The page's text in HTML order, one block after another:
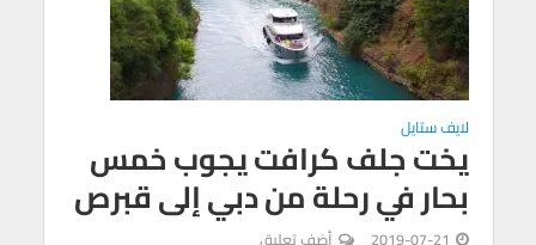
لايف ستايل
يخت جلف كرافت يجوب خمس
بحار في رحلة من دبي إلى قبرص